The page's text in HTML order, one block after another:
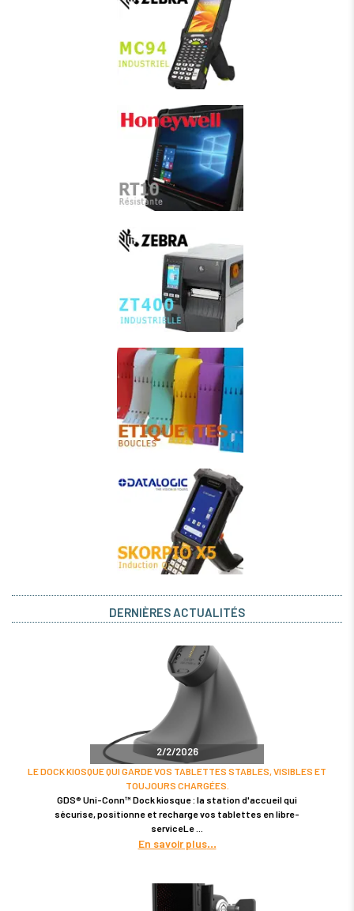
DERNIÈRES ACTUALITÉS
2/2/2026
LE DOCK KIOSQUE QUI GARDE VOS TABLETTES STABLES, VISIBLES ET
TOUJOURS CHARGÉES.
GDS® Uni-Conn™ Dock kiosque : la station d'accueil qui
sécurise, positionne et recharge vos tablettes en libre-
serviceLe
En savoir plus